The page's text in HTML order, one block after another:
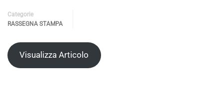
Categorie
RASSEGNA STAMPA
Visualizza Articolo